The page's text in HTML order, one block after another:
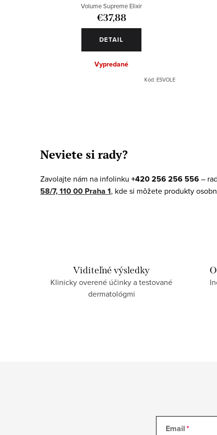
Volume Supreme Elixir
€37,88
DETAIL
Vypredané
Kód: ESVOLE
l
á
d
Neviete si rady?
Zavolajte nám na infolinku +420 256 256 556–
58/7, 110 00 Praha 1, kde si môžete produkty
Viditeľné výsledky
Klinicky overené účinky a testované
dermatológmi
Email